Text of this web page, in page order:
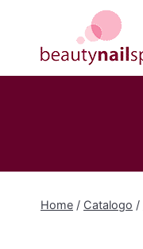
contenuto
Home / Catalogo /